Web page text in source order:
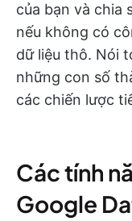
của bạn và chia
nếu không có
dữ liệu thô. Nói
những con số
các chiến lược
Các tính
Google